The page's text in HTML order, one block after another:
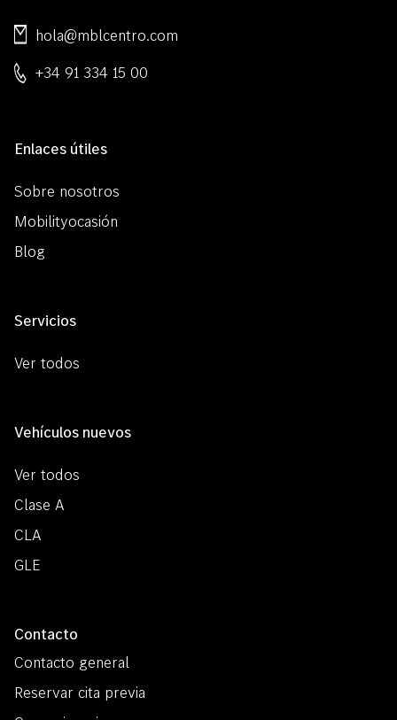
hola@mblcentro.com
+34 91 334 15 00
Enlaces útiles
Sobre nosotros
Mobilityocasión
Blog
Servicios
Ver todos
Vehículos nuevos
Ver todos
Clase A
CLA
GLE
Contacto
Contacto general
Reservar cita previa